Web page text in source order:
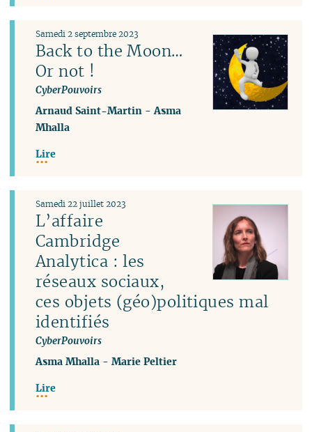
Back to the Moon…
Or not !
CyberPouvoirs
Samedi 2 septembre 2023
Arnaud Saint-Martin -Asma
Mhalla
Lire
L’affaire
Cambridge
Analytica : les
réseaux sociaux,
ces objets (géo)politiques mal
identifiés
CyberPouvoirs
Samedi 22 juillet 2023
Asma Mhalla -Marie Peltier
Lire